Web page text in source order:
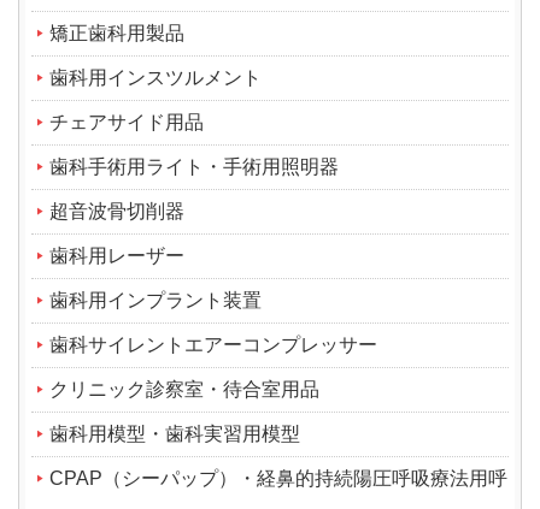
矯正歯科用製品
歯科用インスツルメント
チェアサイド用品
歯科手術用ライト・手術用照明器
超音波骨切削器
歯科用レーザー
歯科用インプラント装置
歯科サイレントエアーコンプレッサー
クリニック診察室・待合室用品
歯科用模型・歯科実習用模型
CPAP（シーパップ）・経鼻的持続陽圧呼吸療法用呼